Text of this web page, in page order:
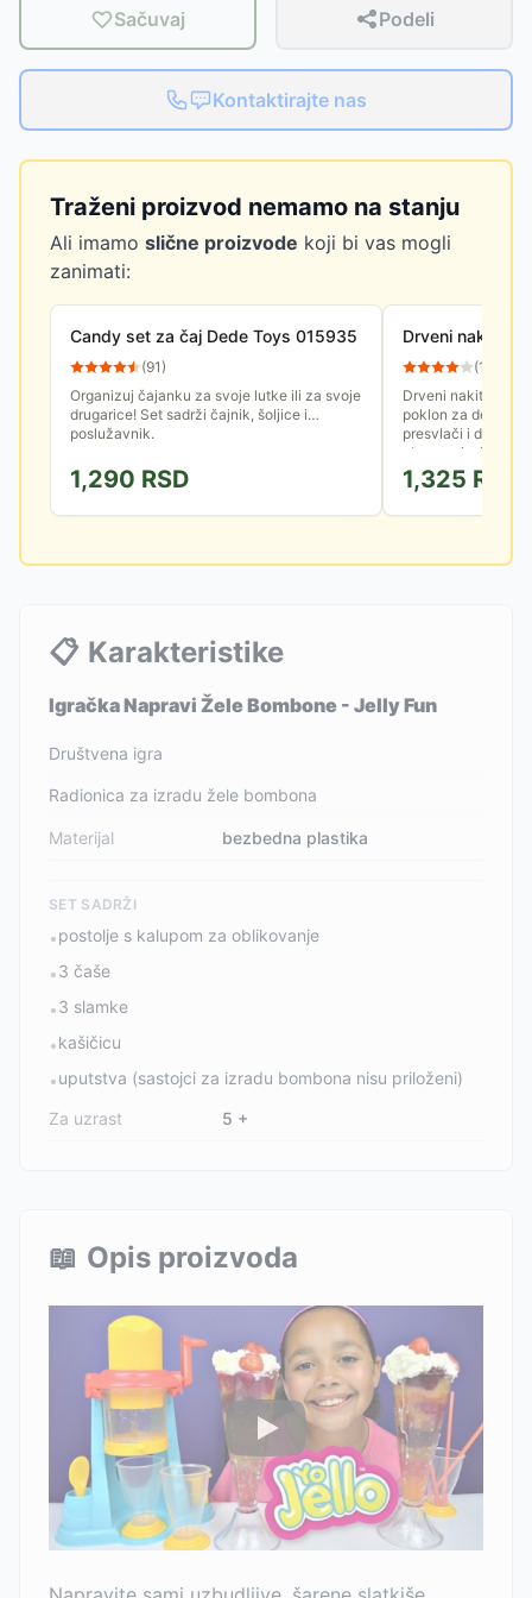
Sačuvaj Podeli
Kontaktirajte nas
Traženi proizvod nemamo na stanju
Ali imamo slične proizvode koji bi vas mogli
zanimati:
Candy set za čaj Dede Toys 015935
(91)
Organizuj čajanku za svoje lutke ili za svoje
drugarice! Set sadrži čajnik, šoljice i
poslužavnik.
1,290 RSD
Drveni nakit za
(13
Drveni nakit za
poklon za
presvlači i
elegantnim i
1,325 RSD
📋 Karakteristike
Igračka Napravi Žele Bombone - Jelly Fun
Društvena igra
Radionica za izradu žele bombona
Materijal bezbedna plastika
SET SADRŽI
•postolje s kalupom za oblikovanje
•3 čaše
•3 slamke
•kašičicu
•uputstva (sastojci za izradu bombona nisu priloženi)
Za uzrast
5 +
📖 Opis proizvoda